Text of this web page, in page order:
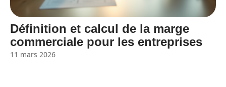
Définition et calcul de la marge
commerciale pour les entreprises
11 mars 2026